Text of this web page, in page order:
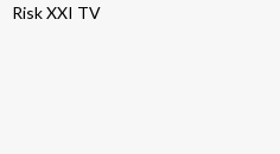
Risk XXI TV